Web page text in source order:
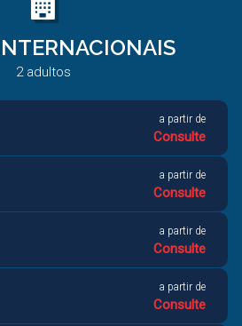
a partir de
Consulte
Consulte
2 adultos
a partir de
Consulte
a partir de
Consulte
a partir de
Consulte
a partir de
Consulte